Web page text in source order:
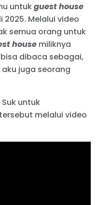
untukguest house
2025. Melalui video
semua orang untuk
house miliknya
dibaca sebagai,
juga seorang
untuk
melalui video